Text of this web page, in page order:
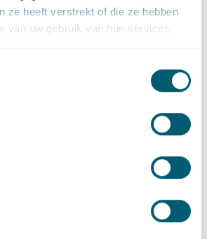
ze heeft verstrekt of die ze hebben
van uw gebruik van hun services.